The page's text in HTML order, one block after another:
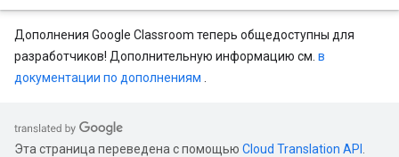
Дополнения Google Classroom теперь общедоступны для
разработчиков! Дополнительную информацию см. в
документации по дополнениям
Эта страница переведена с помощью Cloud Translation API